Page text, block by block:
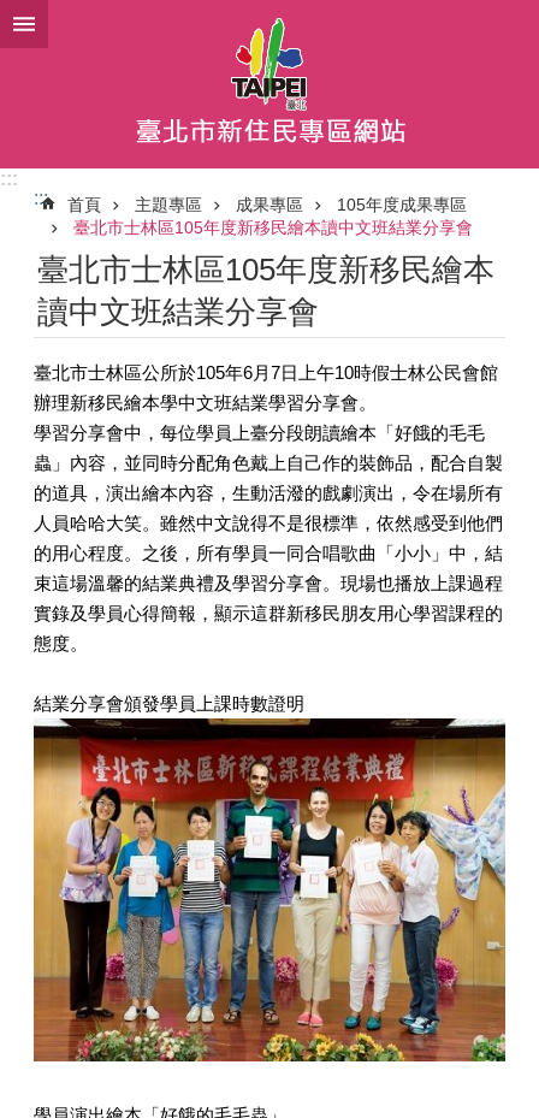
跳到主要內容區塊
:::
:::
首頁 主題專區 成果專區
105年度成果專區
臺北市士林區105年度新移民繪本讀中文班結業分享會
臺北市士林區105年度新移民繪本
讀中文班結業分享會
臺北市士林區公所於105年6月7日上午10時假士林公民會館
辦理新移民繪本學中文班結業學習分享會。
學習分享會中，每位學員上臺分段朗讀繪本「好餓的毛毛
蟲」內容，並同時分配角色戴上自己作的裝飾品，配合自製
的道具，演出繪本內容，生動活潑的戲劇演出，令在場所有
人員哈哈大笑。雖然中文說得不是很標準，依然感受到他們
的用心程度。之後，所有學員一同合唱歌曲「小小」中，結
束這場溫馨的結業典禮及學習分享會。現場也播放上課過程
實錄及學員心得簡報，顯示這群新移民朋友用心學習課程的
態度。
結業分享會頒發學員上課時數證明